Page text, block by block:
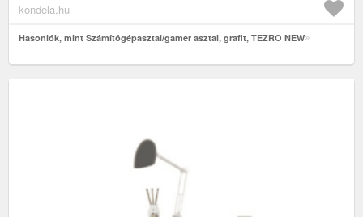
kondela.hu
Hasonlók, mint Számítógépasztal/gamer asztal, grafit, TEZRO NEW